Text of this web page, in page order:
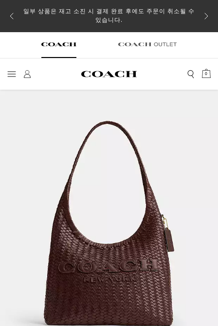
일부 상품은 재고 소진 시 결제 완료 후에도 주문이 취소될 수
있습니다.
0